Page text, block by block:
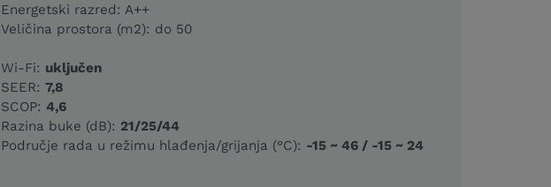
Energetski razred: A++
Veličina prostora (m2): do 50
Wi-Fi: uključen
SEER: 7,8
SCOP: 4,6
Razina buke (dB): 21/25/44
Područje rada u režimu hlađenja/grijanja (°C): -15 ~ 46 / -15 ~ 24